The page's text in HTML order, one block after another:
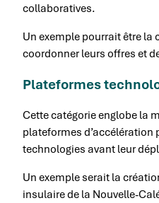
collaboratives.
Un exemple pourrait être
coordonner leurs offres et
Plateformes
Cette catégorie englobe la
plateformes d’accélération
technologies avant leur
Un exemple serait la
insulaire de la Nouvelle-